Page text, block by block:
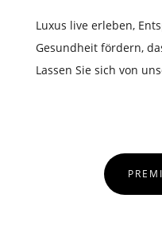
Luxus live erleben,
Gesundheit fördern,
Lassen Sie sich von